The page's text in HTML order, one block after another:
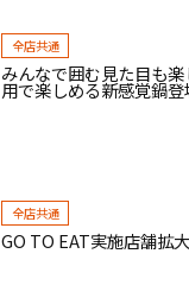
全店共通
みんなで囲む見た目も
用で楽しめる新感覚鍋登
全店共通
GO TO EAT実施店舗拡大